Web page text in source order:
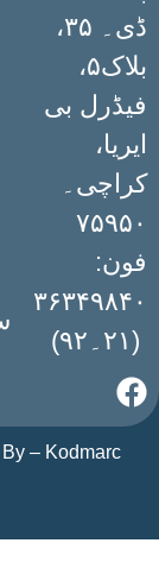
ڈی۔ ۳۵،
بلاک۵،
فیڈرل بی
ایریا،
کراچی۔
۷۵۹۵۰
فون:
(۲۱۔۹۲)
– Kodmarc